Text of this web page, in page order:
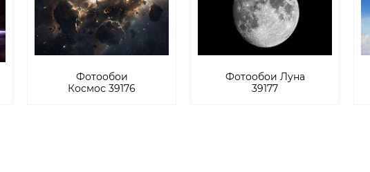
Фотообои
Космос 39176
Фотообои Луна
39177